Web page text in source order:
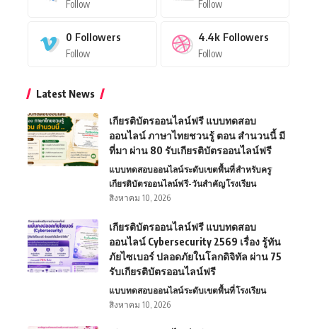
Follow Follow
0 Followers
Follow
4.4k Followers
Follow
Latest News
เกียรติบัตรออนไลน์ฟรี แบบทดสอบ
ออนไลน์ ภาษาไทยชวนรู้ ตอน สำนวนนี้ มี
ที่มา ผ่าน 80 รับเกียรติบัตรออนไลน์ฟรี
แบบทดสอบออนไลน์ระดับเขตพื้นที่สำหรับครู
เกียรติบัตรออนไลน์ฟรี-วันสำคัญโรงเรียน
สิงหาคม 10, 2026
เกียรติบัตรออนไลน์ฟรี แบบทดสอบ
ออนไลน์ Cybersecurity 2569 เรื่อง รู้ทัน
ภัยไซเบอร์ ปลอดภัยในโลกดิจิทัล ผ่าน 75
รับเกียรติบัตรออนไลน์ฟรี
แบบทดสอบออนไลน์ระดับเขตพื้นที่โรงเรียน
สิงหาคม 10, 2026